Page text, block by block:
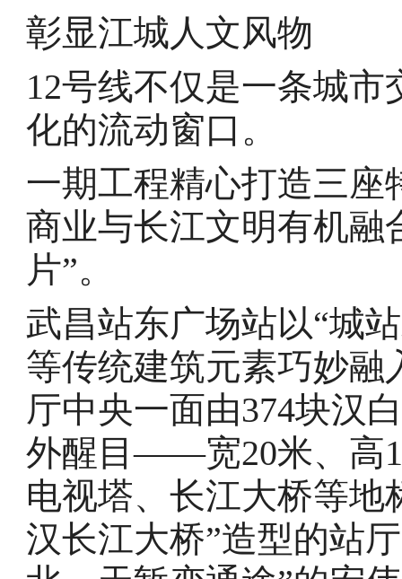
彰显江城人文风物
12号线不仅是一条城
化的流动窗口。
一期工程精心打造三座
商业与长江文明有机融
片”。
武昌站东广场站以“城
等传统建筑元素巧妙融
厅中央一面由374块汉
外醒目——宽20米、高
电视塔、长江大桥等地
汉长江大桥”造型的站